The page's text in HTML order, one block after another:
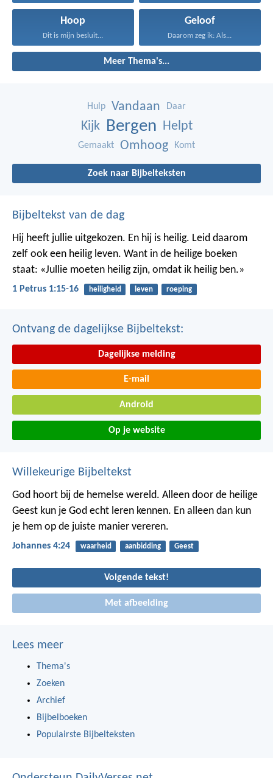
Hoop
Dit is mijn besluit...
Geloof
Daarom zeg ik: Als...
Meer Thema's...
Hulp Vandaan Daar
Kijk Bergen Helpt
Gemaakt Omhoog Komt
Zoek naar Bijbelteksten
Bijbeltekst van de dag
Hij heeft jullie uitgekozen. En hij is heilig. Leid daarom
zelf ook een heilig leven. Want in de heilige boeken
staat: «Jullie moeten heilig zijn, omdat ik heilig ben.»
1 Petrus 1:15-16 heiligheid leven roeping
Ontvang de dagelijkse Bijbeltekst:
Dagelijkse melding
E-mail
Android
Op je website
Willekeurige Bijbeltekst
God hoort bij de hemelse wereld. Alleen door de heilige
Geest kun je God echt leren kennen. En alleen dan kun
je hem op de juiste manier vereren.
Johannes 4:24 waarheid aanbidding Geest
Volgende tekst!
Met afbeelding
Lees meer
Thema's
Zoeken
Archief
Bijbelboeken
Populairste Bijbelteksten